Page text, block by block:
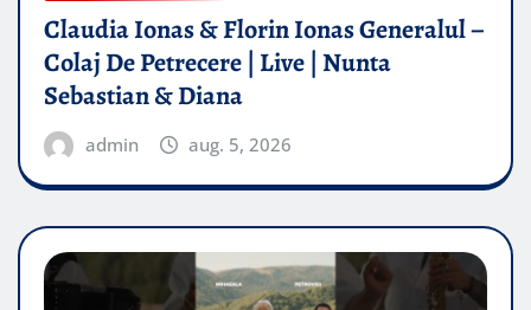
Claudia Ionas & Florin Ionas Generalul –
Colaj De Petrecere | Live | Nunta
Sebastian & Diana
admin aug. 5, 2026